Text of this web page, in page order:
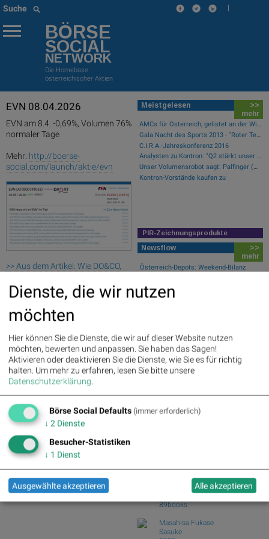
Suche |
BÖRSE
SOCIAL
NETWORK
Die Homebase
österreichischer Aktien
EVN 08.04.2026
EVN am 8.4. -0,69%, Volumen 76%
normaler Tage
Mehr: http://boerse-
social.com/launch/aktie/evn
>> Aus dem Artikel: Wie DO&CO,
und EVN für Gesprächsstoff im
ATX sorgten
Palfinger : 1.32%
CA Immo : 0.21%» Details
Uniqa : 0.05%» Details
DO&CO : 0.00%» Details
Erste Group : -1.19%» Details
Bawag : -1.34%» Details
Strabag : -1.56%» Details
AT&S : -2.23%
» Details
Österreichische Post : -4.48%»
Details
Meistgelesen
>>
mehr
AMCs für Österreich, gelistet an der Wiener Börse
Gala Nacht des Sports 2013 - "Roter Teppich"
C.I.R.A.-Jahreskonferenz 2016
Analysten zu Kontron: "Q2 stärkt unser Vertrauen in die verbesserte operative Qualität"
Unser Volumensrobot sagt: Palfinger (#gabb Radar)
Kontron-Vorstände kaufen zu
PIR-Zeichnungsprodukte
Newsflow
>>
mehr
Österreich-Depots: Weekend-Bilanz
Börsegeschichte 7.8.: Extremes zu
#gabb Volumensradar: Bajaj Mobility,
Andritz (#ga...
PIR-News: Post, Kontron (Christine
Petzwinkler)
Fabrizio Strada
89books
Masahisa Fukase
Sasuke
Dienste, die wir nutzen
möchten
Hier können Sie die Dienste, die wir auf dieser Website nutzen
möchten, bewerten und anpassen. Sie haben das Sagen!
Aktivieren oder deaktivieren Sie die Dienste, wie Sie es für richtig
halten. Um mehr zu erfahren, lesen Sie bitte unsere
Datenschutzerklärung.
Börse Social Defaults (immer erforderlich)
↓ 2 Dienste
Besucher-Statistiken
↓ 1 Dienst
Ausgewählte akzeptieren Alle akzeptieren